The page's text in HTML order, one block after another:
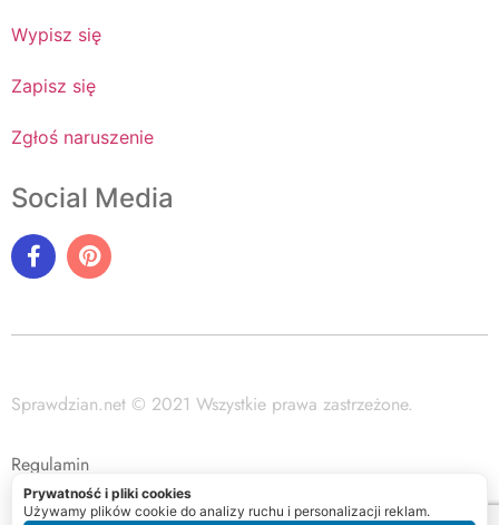
Wypisz się
Zapisz się
Zgłoś naruszenie
Social Media
Sprawdzian.net © 2021 Wszystkie prawa zastrzeżone.
Regulamin
Polityka prywatności
Prywatność i pliki cookies
Używamy plików cookie do analizy ruchu i personalizacji reklam.